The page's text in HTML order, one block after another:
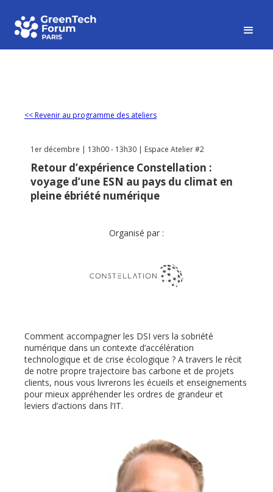
<< Revenir au programme des ateliers
1er décembre | 13h00 - 13h30 | Espace Atelier #2
Retour d’expérience Constellation :
voyage d’une ESN au pays du climat en
pleine ébriété numérique
Organisé par :
Comment accompagner les DSI vers la sobriété
numérique dans un contexte d’accélération
technologique et de crise écologique ? A travers le récit
de notre propre trajectoire bas carbone et de projets
clients, nous vous livrerons les écueils et enseignements
pour mieux appréhender les ordres de grandeur et
leviers d’actions dans l’IT.